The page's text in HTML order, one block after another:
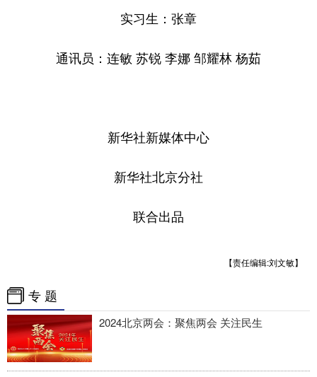
实习生：张章
通讯员：连敏 苏锐 李娜 邹耀林 杨茹
新华社新媒体中心
新华社北京分社
联合出品
【责任编辑:刘文敏】
专 题
2024北京两会：聚焦两会 关注民生